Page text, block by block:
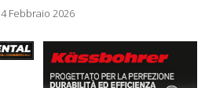
4 Febbraio 2026